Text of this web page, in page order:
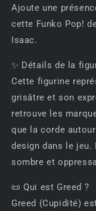
–
The
of
🖤
💰
–
The
🖤
💰
Ajoute une
cette Funko Pop!
Isaac.
✨ Détails de la
Cette figurine
grisâtre et son
retrouve les
que la corde
design dans le jeu.
sombre et
📜 Qui est Greed ?
Greed (Cupidité)